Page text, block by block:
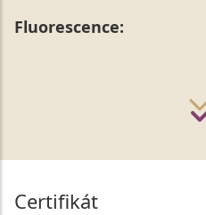
Fluorescence:
Certifikát